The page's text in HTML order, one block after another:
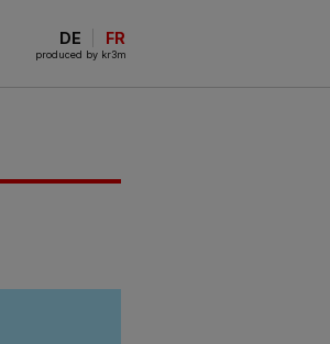
DE FR
produced by kr3m